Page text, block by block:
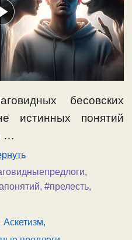
бесовских
истинных понятий
…
,
, #прелесть,
Аскетизм,